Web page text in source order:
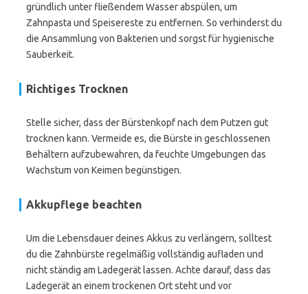
gründlich unter fließendem Wasser abspülen, um
Zahnpasta und Speisereste zu entfernen. So verhinderst du
die Ansammlung von Bakterien und sorgst für hygienische
Sauberkeit.
Richtiges Trocknen
Stelle sicher, dass der Bürstenkopf nach dem Putzen gut
trocknen kann. Vermeide es, die Bürste in geschlossenen
Behältern aufzubewahren, da feuchte Umgebungen das
Wachstum von Keimen begünstigen.
Akkupflege beachten
Um die Lebensdauer deines Akkus zu verlängern, solltest
du die Zahnbürste regelmäßig vollständig aufladen und
nicht ständig am Ladegerät lassen. Achte darauf, dass das
Ladegerät an einem trockenen Ort steht und vor